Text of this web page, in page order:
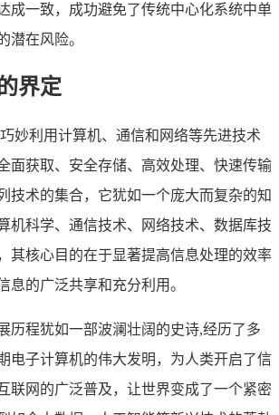
成一致，成功避免了传统中心化系统中单
潜在风险。
界定
妙利用计算机、通信和网络等先进技术
面获取、安全存储、高效处理、快速传输
技术的集合，它犹如一个庞大而复杂的知
机科学、通信技术、网络技术、数据库技
其核心目的在于显著提高信息处理的效率
息的广泛共享和充分利用。
历程犹如一部波澜壮阔的史诗,经历了多
电子计算机的伟大发明，为人类开启了信
联网的广泛普及，让世界变成了一个紧密